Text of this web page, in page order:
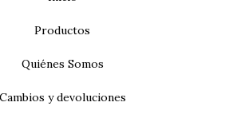
Productos
Quiénes Somos
Cambios y devoluciones